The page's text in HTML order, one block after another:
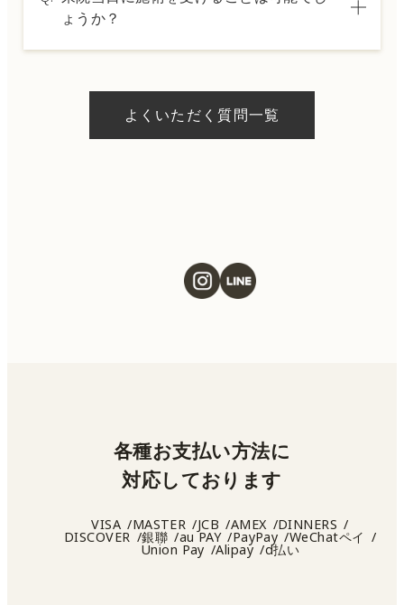
した分割払いも可能です。詳細は受付スタッ
フにお問い合わせください。
ょうか？
ただける施術もございます。当日の施術をご
希望の場合は、ご予約の際にお気軽にご相談
よくいただく質問一覧
各種お支払い方法に
対応しております
VISA MASTER JCB AMEX DINNERS
DISCOVER 銀聯 au PAY PayPay WeChatペイ
Union Pay Alipay d払い